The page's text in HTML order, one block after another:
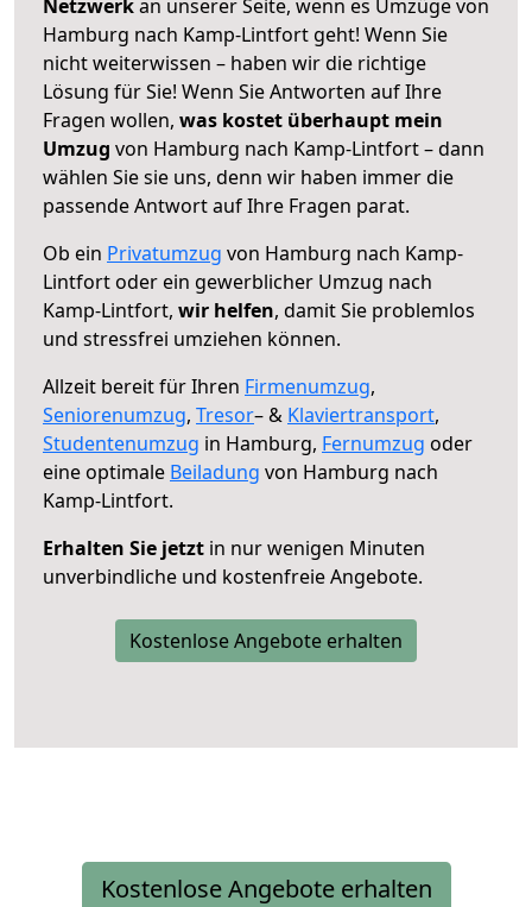
Netzwerkan unserer Seite, wenn es Umzüge von
Hamburg nach Kamp-Lintfort geht! Wenn Sie
nicht weiterwissen – haben wir die richtige
Lösung für Sie! Wenn Sie Antworten auf Ihre
Fragen wollen, was kostet überhaupt mein
Umzug von Hamburg nach Kamp-Lintfort – dann
wählen Sie sie uns, denn wir haben immer die
passende Antwort auf Ihre Fragen parat.
Ob ein Privatumzug von Hamburg nach Kamp-
Lintfort oder ein gewerblicher Umzug nach
Kamp-Lintfort, wir helfen, damit Sie problemlos
und stressfrei umziehen können.
Allzeit bereit für Ihren Firmenumzug,
Seniorenumzug, Tresor– & Klaviertransport,
Studentenumzug in Hamburg, Fernumzug oder
eine optimale Beiladung von Hamburg nach
Kamp-Lintfort.
Erhalten Sie jetzt in nur wenigen Minuten
unverbindliche und kostenfreie Angebote.
Kostenlose Angebote erhalten
Kostenlose Angebote erhalten